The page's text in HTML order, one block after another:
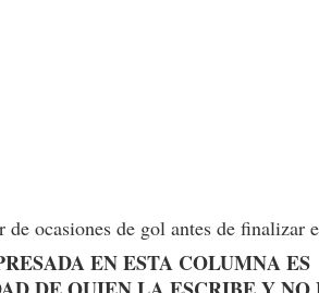
ocasiones de gol antes de finalizar
EN ESTA COLUMNA ES